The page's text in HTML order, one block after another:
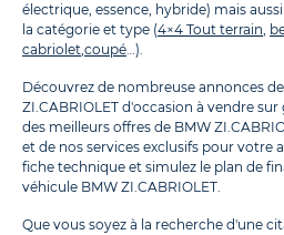
électrique, essence, hybride) mais
la catégorie et type (4×4 Tout terrain,
cabriolet,coupé…).
Découvrez de nombreuse annonces
ZI.CABRIOLET d'occasion à vendre sur
des meilleurs offres de BMW
et de nos services exclusifs pour votre
fiche technique et simulez le plan de
véhicule BMW ZI.CABRIOLET.
Que vous soyez à la recherche d'une